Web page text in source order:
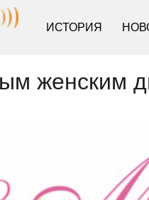
ИСТОРИЯ
женским